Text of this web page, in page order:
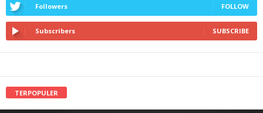
Followers FOLLOW
Subscribers SUBSCRIBE
TERPOPULER